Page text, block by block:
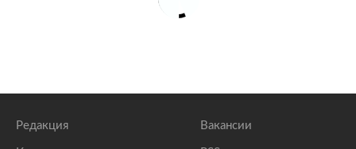
Редакция Вакансии